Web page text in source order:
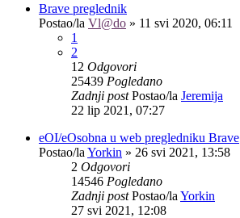
Brave preglednik
Postao/la Vl@do » 11 svi 2020, 06:11
1
2
12 Odgovori
25439 Pogledano
Zadnji postPostao/la Jeremija
22 lip 2021, 07:27
eOI/eOsobna u web pregledniku Brave
Postao/la Yorkin » 26 svi 2021, 13:58
2 Odgovori
14546 Pogledano
Zadnji postPostao/la Yorkin
27 svi 2021, 12:08